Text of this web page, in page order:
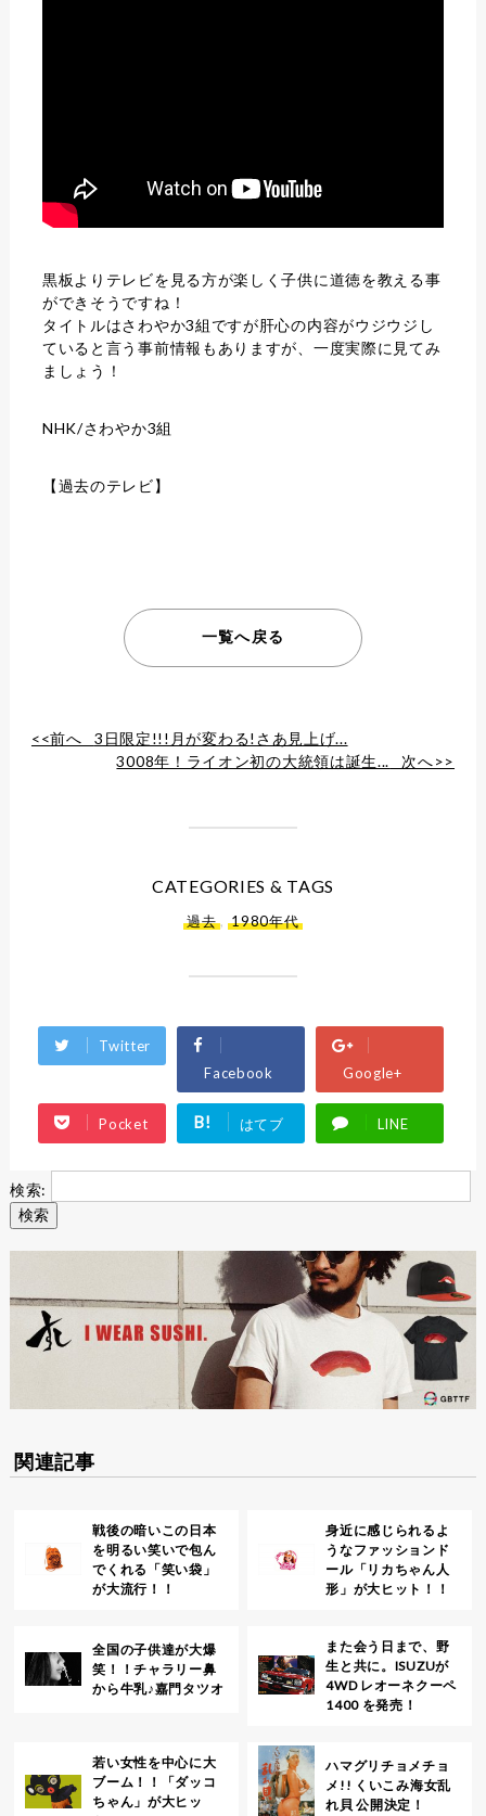
黒板よりテレビを見る方が楽しく子供に道徳を教える事
ができそうですね！
タイトルはさわやか3組ですが肝心の内容がウジウジし
ていると言う事前情報もありますが、一度実際に見てみ
ましょう！
NHK/さわやか3組
【過去のテレビ】
一覧へ戻る
<<前へ 3日限定!!!月が変わる!さあ見上げ...
3008年！ライオン初の大統領は誕生... 次へ>>
CATEGORIES & TAGS
過去,1980年代
Twitter
Facebook
Google+
Pocket B! はてブ LINE
検索:
関連記事
戦後の暗いこの日本
を明るい笑いで包ん
でくれる「笑い袋」
が大流行！！
身近に感じられるよ
うなファッションド
ール「リカちゃん人
形」が大ヒット！！
全国の子供達が大爆
笑！！チャラリー鼻
から牛乳♪嘉門タツオ
また会う日まで、野
生と共に。ISUZUが
4WD レオーネクーペ
1400 を発売！
若い女性を中心に大
ブーム！！「ダッコ
ちゃん」が大ヒッ
ハマグリチョメチョ
メ!! くいこみ海女乱
れ貝 公開決定！